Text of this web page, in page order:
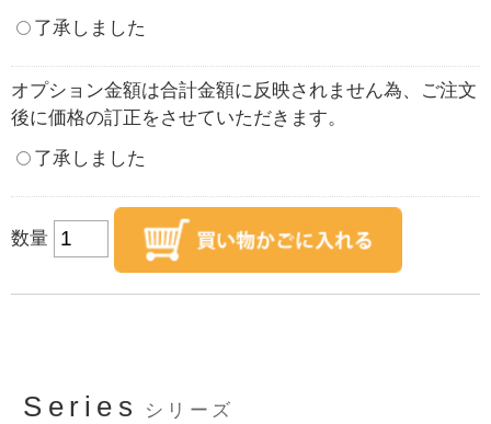
了承しました
オプション金額は合計金額に反映されません為、ご注文
後に価格の訂正をさせていただきます。
了承しました
数量
Series シリーズ